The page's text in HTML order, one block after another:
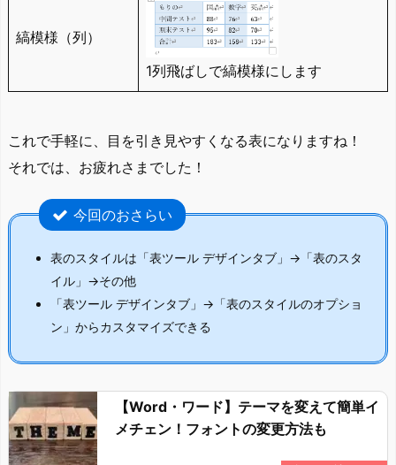
縞模様（列）
1列飛ばしで縞模様にします
これで手軽に、目を引き見やすくなる表になりますね！
それでは、お疲れさまでした！
今回のおさらい
表のスタイルは「表ツール デザインタブ」→「表のスタ
イル」→その他
「表ツール デザインタブ」→「表のスタイルのオプショ
ン」からカスタマイズできる
【Word・ワード】テーマを変えて簡単イ
メチェン！フォントの変更方法も